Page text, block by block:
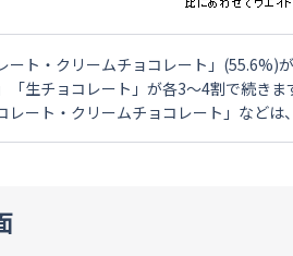
ト・クリームチョコレート」(55.6%)
生チョコレート」が各3～4割で続きま
レート・クリームチョコレート」などは